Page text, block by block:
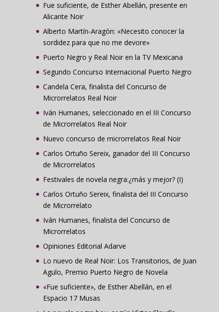
Fue suficiente, de Esther Abellán, presente en
Alicante Noir
Alberto Martín-Aragón: «Necesito conocer la
sordidez para que no me devore»
Puerto Negro y Real Noir en la TV Mexicana
Segundo Concurso Internacional Puerto Negro
Candela Cera, finalista del Concurso de
Microrrelatos Real Noir
Iván Humanes, seleccionado en el III Concurso
de Microrrelatos Real Noir
Nuevo concurso de microrrelatos Real Noir
Carlos Ortuño Sereix, ganador del III Concurso
de Microrrelatos
Festivales de novela negra:¿más y mejor? (I)
Carlos Ortuño Sereix, finalista del III Concurso
de Microrrelato
Iván Humanes, finalista del Concurso de
Microrrelatos
Opiniones Editorial Adarve
Lo nuevo de Real Noir: Los Transitorios, de Juan
Agulo, Premio Puerto Negro de Novela
«Fue suficiente», de Esther Abellán, en el
Espacio 17 Musas